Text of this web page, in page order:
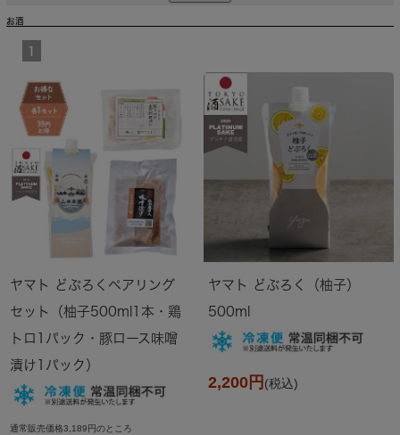
お酒
1
ヤマト どぶろくペアリング
セット（柚子500ml1本・鶏
トロ1パック・豚ロース味噌
漬け1パック）
通常販売価格3,189円のところ
ヤマト どぶろく（柚子）
500ml
2,200円 (税込)